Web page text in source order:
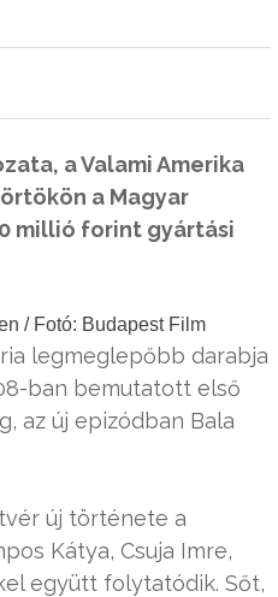
a Valami Amerika
a Magyar
millió forint gyártási
/ Fotó: Budapest Film
legmeglepőbb darabja
ban bemutatott első
az új epizódban Bala
új története a
Kátya, Csuja Imre,
együtt folytatódik. Sőt,